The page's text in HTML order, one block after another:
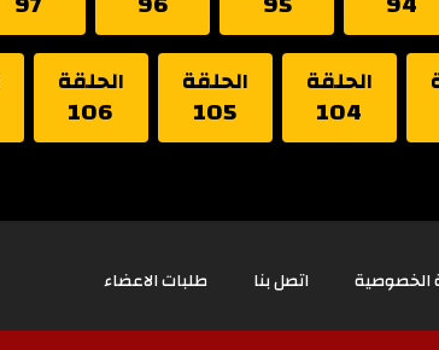
الحلقة
104
الحلقة
105
الحلقة
106
اتصل بنا طلبات الاعضاء